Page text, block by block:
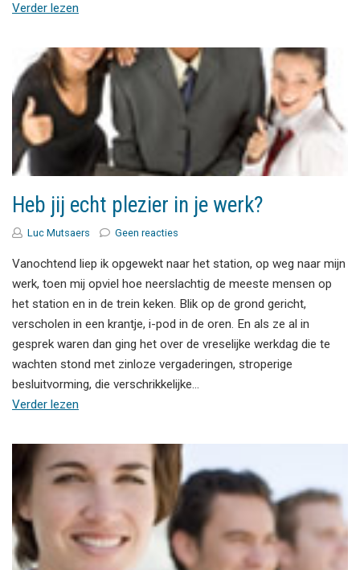
Verder lezen
Heb jij echt plezier in je werk?
Luc Mutsaers Geen reacties
Vanochtend liep ik opgewekt naar het station, op weg naar mijn
werk, toen mij opviel hoe neerslachtig de meeste mensen op
het station en in de trein keken. Blik op de grond gericht,
verscholen in een krantje, i-pod in de oren. En als ze al in
gesprek waren dan ging het over de vreselijke werkdag die te
wachten stond met zinloze vergaderingen, stroperige
besluitvorming, die verschrikkelijke…
Verder lezen